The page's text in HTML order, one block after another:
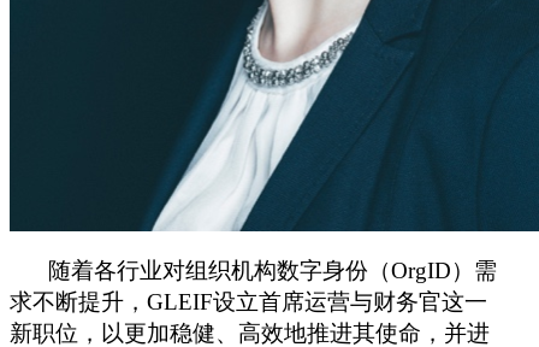
随着各行业对组织机构数字身份（OrgID）需
求不断提升， GLEIF设立首席运营与财务官这一
新职位，以更加稳健、高效地推进其使命，并进